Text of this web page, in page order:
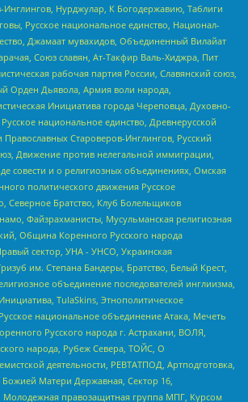
Нурджулар, К Богодержавию, Таблиги
Русское национальное единство, Национал-
Джамаат мувахидов, Объединенный Вилайат
Союз славян, Ат-Такфир Валь-Хиджра, Пит
рабочая партия России, Славянский союз,
Орден Дьявола, Армия воли народа,
Инициатива города Череповца, Духовно-
национальное единство, Древнерусской
Православных Староверов-Инглингов, Русский
Движение против нелегальной иммиграции,
совести и о религиозных объединениях, Омская
политического движения Русское
Северное Братство, Клуб Болельщиков
Файзрахманисты, Мусульманская религиозная
Община Коренного Русского народа
сектор, УНА - УНСО, Украинская
им. Степана Бандеры, Братство, Белый Крест,
объединение последователей инглиизма,
TulaSkins, Этнополитическое
национальное объединение Атака, Мечеть
Русского народа г. Астрахани, ВОЛЯ,
народа, Рубеж Севера, ТОЙС, О
деятельности, РЕВТАТПОД, Артподготовка,
Матери Державная, Сектор 16,
Молодежная правозащитная группа МПГ, Курсом